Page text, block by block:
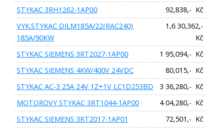
STYKAC 3RH1262-1AP00
92,838,- Kč
VYK.STYKAC DILM185A/22(RAC240)
185A/90KW
1,6 30,362,-
Kč
STYKAC SIEMENS 3RT2027-1AP00
1 95,094,- Kč
STYKAC SIEMENS 4KW/400V 24VDC
80,015,- Kč
STYKAC AC-3 25A 24V 1Z+1V LC1D253BD
3 36,280,- Kč
MOTOROVY STYKAC 3RT1044-1AP00
4 04,280,- Kč
STYKAC SIEMENS 3RT2017-1AP01
72,501,- Kč